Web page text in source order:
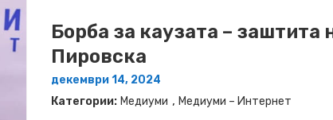
Борба за каузата – заштита
Пировска
декември 14, 2024
Категории: Медиуми , Медиуми – Интернет